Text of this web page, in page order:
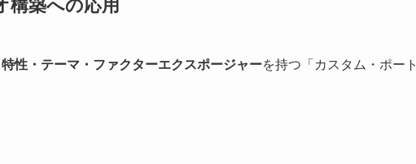
構築への応用
性・テーマ・ファクターエクスポージャーを持つ「カスタム・ポート